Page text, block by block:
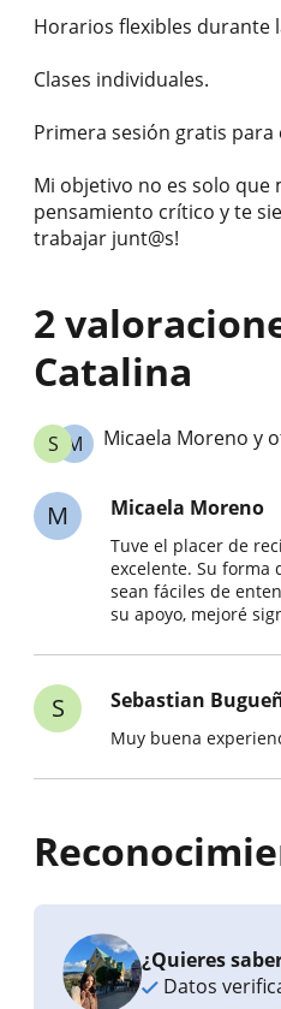
Horarios flexibles durante
Clases individuales.
Primera sesión gratis
Mi objetivo no es solo
pensamiento crítico y te
trabajar junt@s!
2
Catalina
M
S Micaela Moreno y
M Micaela Moreno
Tuve el placer de
excelente. Su forma
sean fáciles de
su apoyo, mejoré
S Sebastian
Muy buena
¿Quieres
Datos